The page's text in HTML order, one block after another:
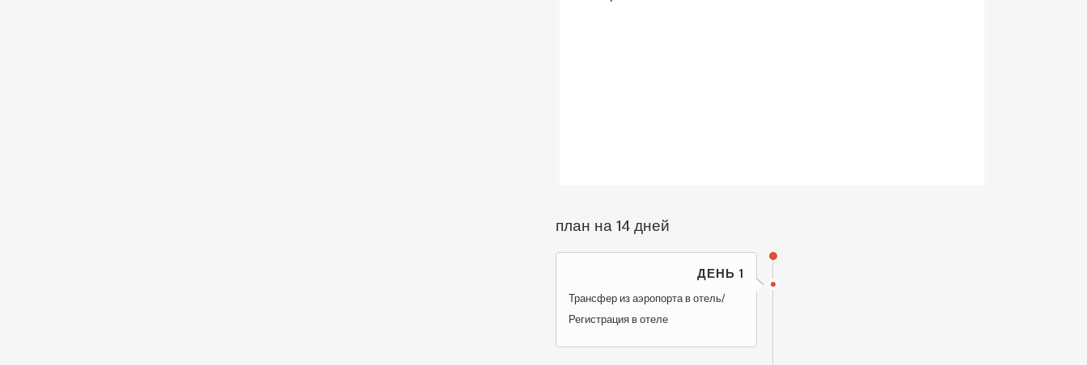
план на 14 дней
ДЕНЬ 1
Трансфер из аэропорта в отель/
Регистрация в отеле